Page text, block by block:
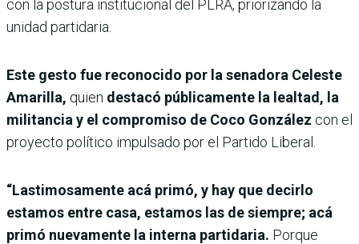
con la postura institucional del PLRA, priorizando la
unidad partidaria.
Este gesto fue reconocido por la senadora Celeste
Amarilla, quien destacó públicamente la lealtad, la
militancia y el compromiso de Coco González con el
proyecto político impulsado por el Partido Liberal.
“Lastimosamente acá primó, y hay que decirlo
estamos entre casa, estamos las de siempre; acá
primó nuevamente la interna partidaria. Porque